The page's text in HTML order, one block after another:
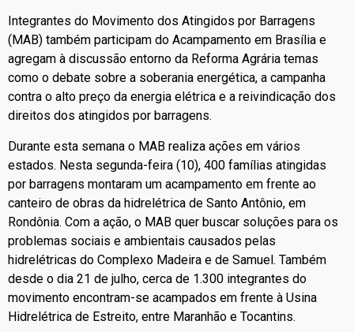
Integrantes do Movimento dos Atingidos por Barragens
(MAB) também participam do Acampamento em Brasília e
agregam à discussão entorno da Reforma Agrária temas
como o debate sobre a soberania energética, a campanha
contra o alto preço da energia elétrica e a reivindicação dos
direitos dos atingidos por barragens.
Durante esta semana o MAB realiza ações em vários
estados. Nesta segunda-feira (10), 400 famílias atingidas
por barragens montaram um acampamento em frente ao
canteiro de obras da hidrelétrica de Santo Antônio, em
Rondônia. Com a ação, o MAB quer buscar soluções para os
problemas sociais e ambientais causados pelas
hidrelétricas do Complexo Madeira e de Samuel. Também
desde o dia 21 de julho, cerca de 1.300 integrantes do
movimento encontram-se acampados em frente à Usina
Hidrelétrica de Estreito, entre Maranhão e Tocantins.